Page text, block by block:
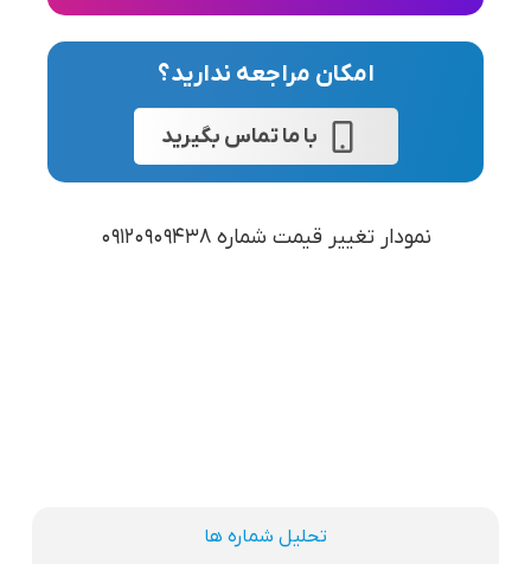
امکان مراجعه ندارید؟
با ما تماس بگیرید
نمودار تغییر قیمت شماره 09120909438
تحلیل شماره ها